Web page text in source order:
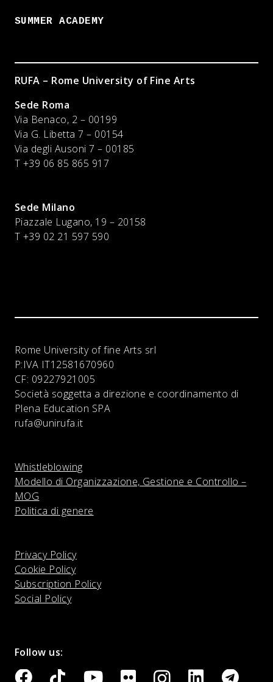
SUMMER ACADEMY
RUFA – Rome University of Fine Arts
Sede Roma
Via Benaco, 2 – 00199
Via G. Libetta 7 – 00154
Via degli Ausoni 7 – 00185
T +39 06 85 865 917
Sede Milano
Piazzale Lugano, 19 – 20158
T +39 02 21 597 590
Rome University of fine Arts srl
P:IVA IT12581670960
CF: 09227921005
Società soggetta a direzione e coordinamento di
Plena Education SPA
rufa@unirufa.it
Whistleblowing
Modello di Organizzazione, Gestione e Controllo –
MOG
Politica di genere
Privacy Policy
Cookie Policy
Subscription Policy
Social Policy
Follow us: